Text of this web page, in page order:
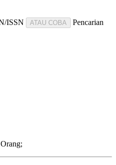
ISSN ATAU COBA
Pencarian